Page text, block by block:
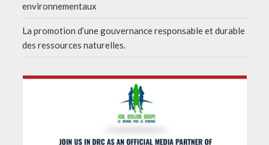
environnementaux
La promotion d’une gouvernance responsable et durable
des ressources naturelles.